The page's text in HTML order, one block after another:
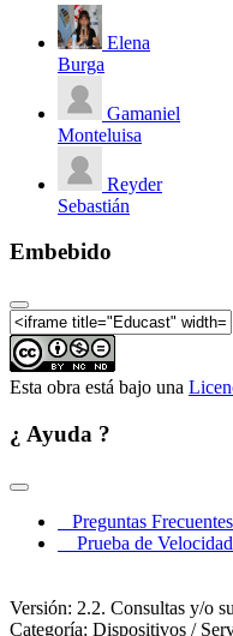
Elena
Burga
Gamaniel
Monteluisa
Reyder
Sebastián
Embebido
Esta obra está bajo una
¿ Ayuda ?
Preguntas Frecuentes
Prueba de
Versión: 2.2. Consultas y/o
Categoría: Dispositivos /